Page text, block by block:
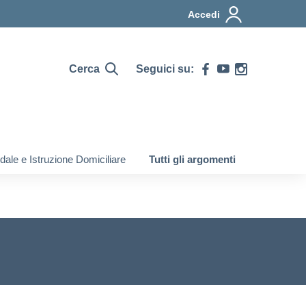
Accedi
Cerca Seguici su:
e Istruzione Domiciliare Tutti gli argomenti